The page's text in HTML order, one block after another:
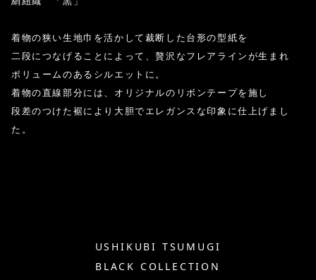
着物の狭い生地巾を活かして裁断した台形の型紙を
二段につなげることによって、贅沢なフレアラインが生まれ
ボリュームのあるシルエットに。
着物の直線部分には、オリジナルのリボンテープを施し
段差のつけた裾により大胆でエレガンスな印象に仕上げまし
た。
USHIKUBI TSUMUGI
BLACK COLLECTION